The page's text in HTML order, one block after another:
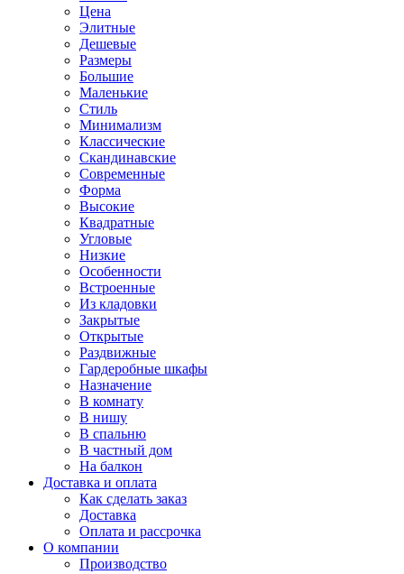
Цена
Элитные
Дешевые
Размеры
Большие
Маленькие
Стиль
Минимализм
Классические
Скандинавские
Современные
Форма
Высокие
Квадратные
Угловые
Низкие
Особенности
Встроенные
Из кладовки
Закрытые
Открытые
Раздвижные
Гардеробные шкафы
Назначение
В комнату
В нишу
В спальню
В частный дом
На балкон
Доставка и оплата
Как сделать заказ
Доставка
Оплата и рассрочка
О компании
Производство